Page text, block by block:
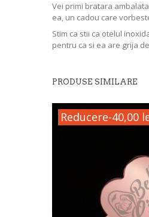
Vei primi bratara
ea, un cadou care
Stim ca stii ca otelul
pentru ca si ea are grija
PRODUSE SIMILARE
Reducere-40,00